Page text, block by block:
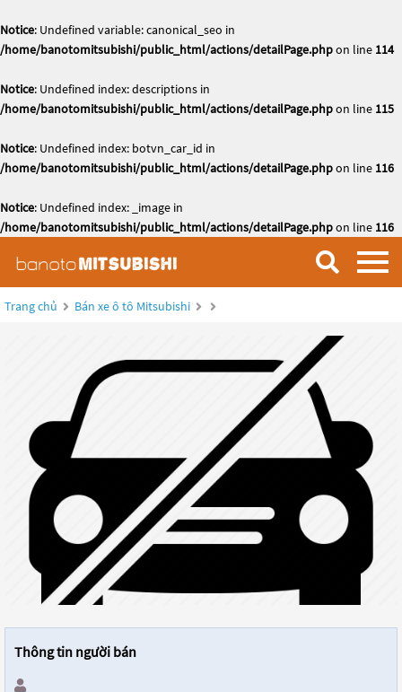
Notice: Undefined variable: canonical_seo in
/home/banotomitsubishi/public_html/actions/detailPage.phpon line 114
Notice: Undefined index: descriptions in
/home/banotomitsubishi/public_html/actions/detailPage.phpon line 115
Notice: Undefined index: botvn_car_id in
/home/banotomitsubishi/public_html/actions/detailPage.phpon line 116
Notice: Undefined index: _image in
/home/banotomitsubishi/public_html/actions/detailPage.phpon line 116
Trang chủ Bán xe ô tô Mitsubishi
Thông tin người bán